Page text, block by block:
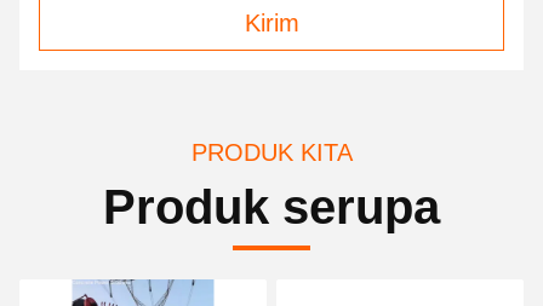
Kirim
PRODUK KITA
Produk serupa